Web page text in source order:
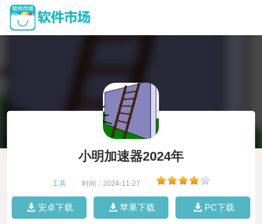
小明加速器2024年
工具 时间：2024-11-27
安卓下载 苹果下载 PC下载